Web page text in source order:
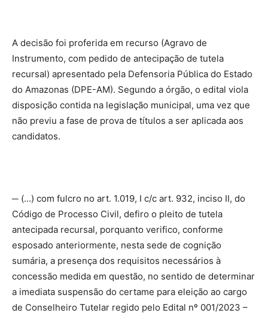
A decisão foi proferida em recurso (Agravo de
Instrumento, com pedido de antecipação de tutela
recursal) apresentado pela Defensoria Pública do Estado
do Amazonas (DPE-AM). Segundo a órgão, o edital viola
disposição contida na legislação municipal, uma vez que
não previu a fase de prova de títulos a ser aplicada aos
candidatos.
─ (…) com fulcro no art. 1.019, I c/c art. 932, inciso II, do
Código de Processo Civil, defiro o pleito de tutela
antecipada recursal, porquanto verifico, conforme
esposado anteriormente, nesta sede de cognição
sumária, a presença dos requisitos necessários à
concessão medida em questão, no sentido de determinar
a imediata suspensão do certame para eleição ao cargo
de Conselheiro Tutelar regido pelo Edital nº 001/2023 –